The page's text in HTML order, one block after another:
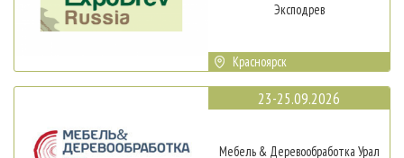
Эксподрев
Красноярск
23-25.09.2026
Мебель & Деревообработка Урал